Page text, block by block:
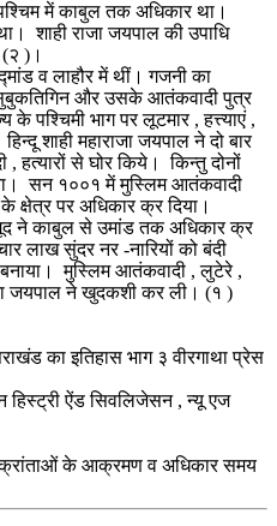
में काबुल तक अधिकार था।
शाही राजा जयपाल की उपाधि
(२ )।
व लाहौर में थीं। गजनी का
और उसके आतंकवादी पुत्र
के पश्चिमी भाग पर लूटमार , हत्त्याएं ,
शाही महाराजा जयपाल ने दो बार
से घोर किये। किन्तु दोनों
सन १००१ में मुस्लिम आतंकवादी
पर अधिकार क्र दिया।
ने काबुल से उमांड तक अधिकार क्र
लाख सुंदर नर -नारियों को बंदी
मुस्लिम आतंकवादी , लुटेरे ,
जयपाल ने खुदकशी कर ली। (१ )
का इतिहास भाग ३ वीरगाथा प्रेस
ऐंड सिवलिजेसन , न्यू एज
के आक्रमण व अधिकार समय